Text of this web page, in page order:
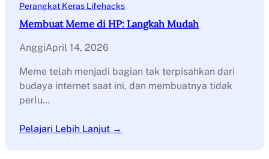
Perangkat Keras Lifehacks
Membuat Meme di HP: Langkah Mudah
AnggiApril 14, 2026
Meme telah menjadi bagian tak terpisahkan dari
budaya internet saat ini, dan membuatnya tidak
perlu…
Pelajari Lebih Lanjut →